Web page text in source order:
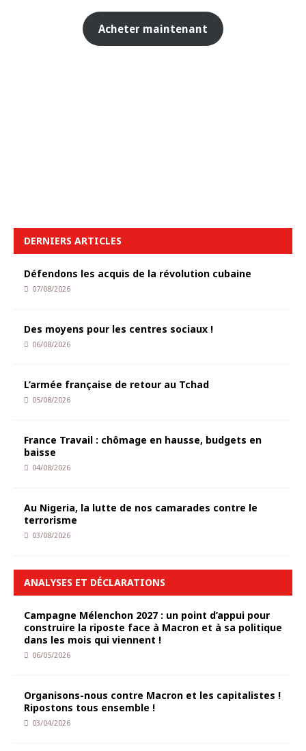
Acheter maintenant
DERNIERS ARTICLES
Défendons les acquis de la révolution cubaine
07/08/2026
Des moyens pour les centres sociaux !
06/08/2026
L’armée française de retour au Tchad
05/08/2026
France Travail : chômage en hausse, budgets en
baisse
04/08/2026
Au Nigeria, la lutte de nos camarades contre le
terrorisme
03/08/2026
ANALYSES ET DÉCLARATIONS
Campagne Mélenchon 2027 : un point d’appui pour
construire la riposte face à Macron et à sa politique
dans les mois qui viennent !
06/05/2026
Organisons-nous contre Macron et les capitalistes !
Ripostons tous ensemble !
03/04/2026